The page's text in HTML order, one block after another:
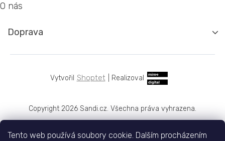
Tento web používá soubory cookie. Dalším procházením
O nás
Doprava
Shoptet Realizoval
Copyright 2026 Sandi.cz. Všechna práva vyhrazena.